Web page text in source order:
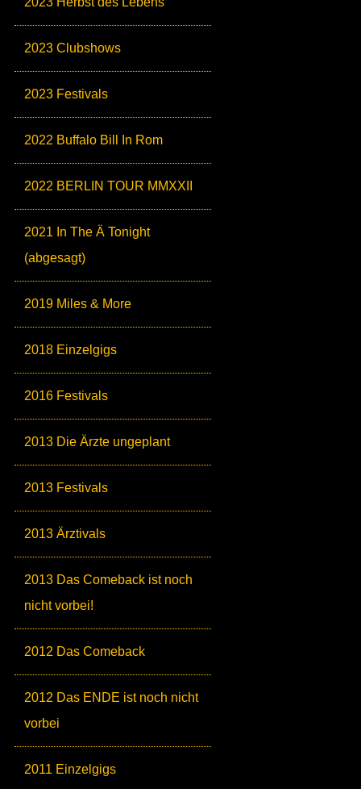
2023 Clubshows
2023 Festivals
2022 Buffalo Bill In Rom
2022 BERLIN TOUR MMXXII
2021 In The Ä Tonight
(abgesagt)
2019 Miles & More
2018 Einzelgigs
2016 Festivals
2013 Die Ärzte ungeplant
2013 Festivals
2013 Ärztivals
2013 Das Comeback ist noch
nicht vorbei!
2012 Das Comeback
2012 Das ENDE ist noch nicht
vorbei
2011 Einzelgigs